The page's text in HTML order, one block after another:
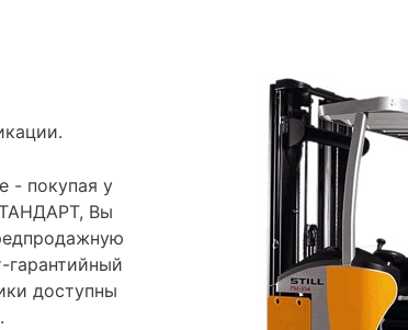
- покупая у
Вы
гарантийный
доступны
.